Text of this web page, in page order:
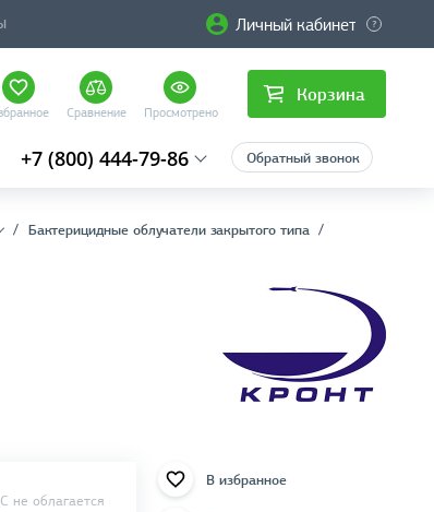
Личный кабинет
Сравнение Просмотрено
Корзина
+7 (800) 444-79-86 Обратный звонок
Бактерицидные облучатели закрытого типа
не облагается
В избранное